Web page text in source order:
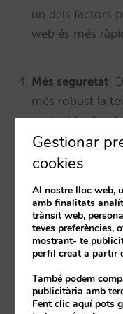
un dels factors
web és més
Més seguretat:
més robust la
protegida. A
començar a
encriptada a
Més solidesa:
redundat, lliure
tradueix en que
Gestionar
cookies
Al nostre lloc web,
amb finalitats
trànsit web,
teves preferències,
mostrant- te
perfil creat a partir
També podem
publicitària amb
Fent clic aquí pots